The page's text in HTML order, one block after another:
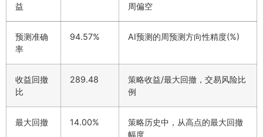
益
周偏空
预测准确
率
94.57% AI预测的周预测方向性精度(%)
收益回撤
比
289.48
策略收益/最大回撤，交易风险比
例
最大回撤 14.00%
策略历史中，从高点的最大回撤
幅度